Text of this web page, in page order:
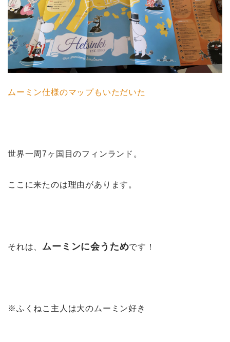
ムーミン仕様のマップもいただいた
世界一周7ヶ国目のフィンランド。
ここに来たのは理由があります。
それは、 ムーミンに会うためです！
※ふくねこ主人は大のムーミン好き